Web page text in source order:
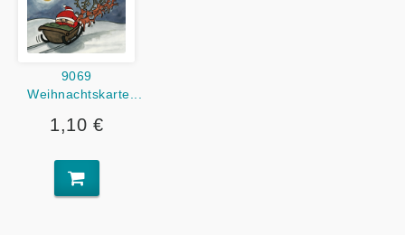
9069
Weihnachtskarte...
1,10 €